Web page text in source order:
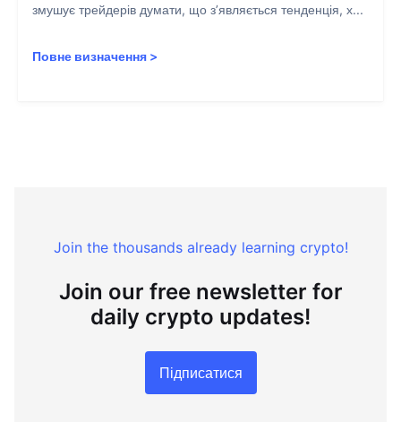
змушує трейдерів думати, що з’являється тенденція, х...
Повне визначення >
Join the thousands already learning crypto!
Join our free newsletter for
daily crypto updates!
Підписатися